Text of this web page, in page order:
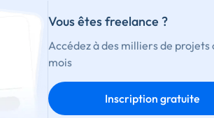
Vous êtes freelance ?
Accédez à des milliers de projets
mois
Inscription gratuite